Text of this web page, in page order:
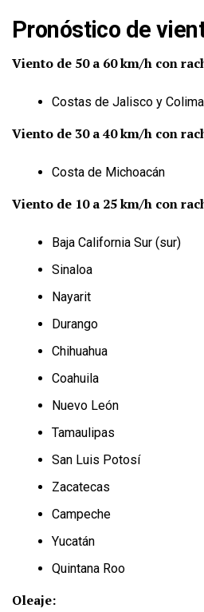
Pronóstico de
Viento de 50 a 60 km/h con
Costas de Jalisco y Colima
Viento de 30 a 40 km/h con
Costa de Michoacán
Viento de 10 a 25 km/h con
Baja California Sur (sur)
Sinaloa
Nayarit
Durango
Chihuahua
Coahuila
Nuevo León
Tamaulipas
San Luis Potosí
Zacatecas
Campeche
Yucatán
Quintana Roo
Oleaje: